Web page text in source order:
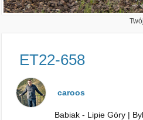
ET22-658
caroos
Babiak - Lipie Góry |